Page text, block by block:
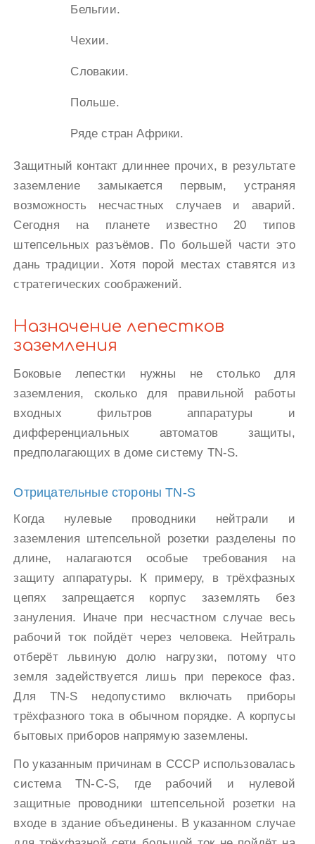
Бельгии.
Чехии.
Словакии.
Польше.
Ряде стран Африки.
Защитный контакт длиннее прочих, в результате
заземление замыкается первым, устраняя
возможность несчастных случаев и аварий.
Сегодня на планете известно 20 типов
штепсельных разъёмов. По большей части это
дань традиции. Хотя порой местах ставятся из
стратегических соображений.
Назначение лепестков
заземления
Боковые лепестки нужны не столько для
заземления, сколько для правильной работы
входных фильтров аппаратуры и
дифференциальных автоматов защиты,
предполагающих в доме систему TN-S.
Отрицательные стороны TN-S
Когда нулевые проводники нейтрали и
заземления штепсельной розетки разделены по
длине, налагаются особые требования на
защиту аппаратуры. К примеру, в трёхфазных
цепях запрещается корпус заземлять без
зануления. Иначе при несчастном случае весь
рабочий ток пойдёт через человека. Нейтраль
отберёт львиную долю нагрузки, потому что
земля задействуется лишь при перекосе фаз.
Для TN-S недопустимо включать приборы
трёхфазного тока в обычном порядке. А корпусы
бытовых приборов напрямую заземлены.
По указанным причинам в СССР использовалась
система TN-C-S, где рабочий и нулевой
защитные проводники штепсельной розетки на
входе в здание объединены. В указанном случае